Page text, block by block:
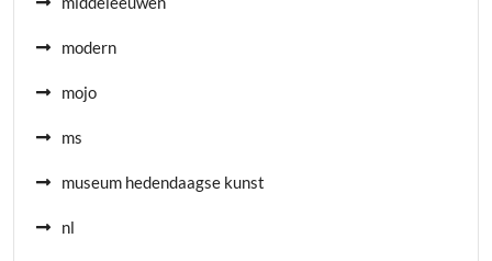
modern
mojo
ms
museum hedendaagse kunst
nl